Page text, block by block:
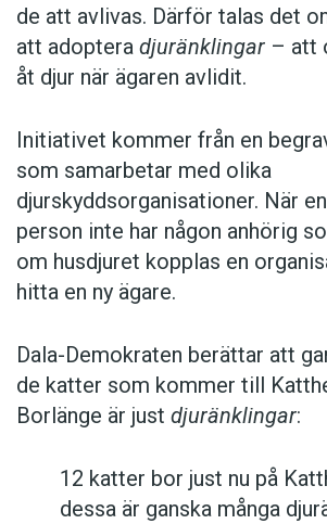
de att avlivas. Därför talas det
att adoptera djuränklingar – att
åt djur när ägaren avlidit.
Initiativet kommer från en
som samarbetar med olika
djurskyddsorganisationer. När
person inte har någon anhörig
om husdjuret kopplas en
hitta en ny ägare.
Dala-Demokraten berättar att
de katter som kommer till
Borlänge är just djuränklingar:
12 katter bor just nu på
dessa är ganska många